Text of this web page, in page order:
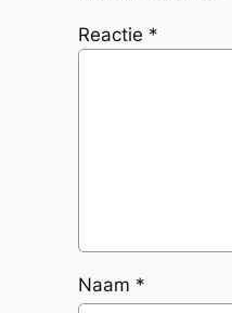
Reactie *
Naam *